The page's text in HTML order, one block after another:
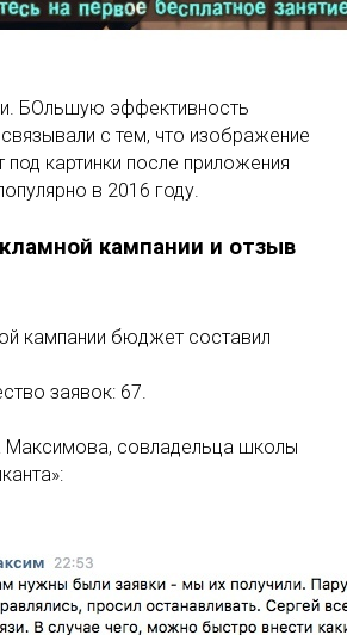
БОльшую эффективность
с тем, что изображение
картинки после приложения
в 2016 году.
кампании и отзыв
кампании бюджет составил
заявок: 67.
совладельца школы